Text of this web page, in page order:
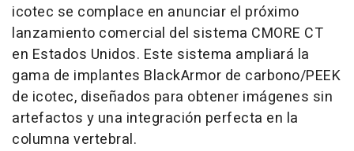
icotec se complace en anunciar el próximo
lanzamiento comercial del sistema CMORE CT
en Estados Unidos. Este sistema ampliará la
gama de implantes BlackArmor de carbono/PEEK
de icotec, diseñados para obtener imágenes sin
artefactos y una integración perfecta en la
columna vertebral.